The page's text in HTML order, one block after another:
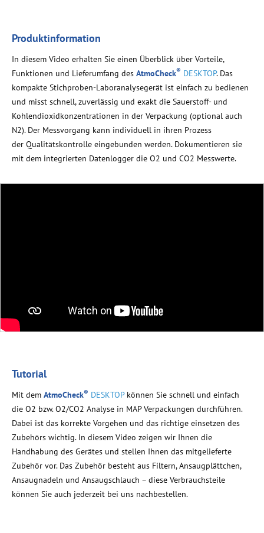
Produktinformation
In diesem Video erhalten Sie einen Überblick über Vorteile,
Funktionen und Lieferumfang des AtmoCheck® DESKTOP. Das
kompakte Stichproben-Laboranalysegerät ist einfach zu bedienen
und misst schnell, zuverlässig und exakt die Sauerstoff- und
Kohlendioxidkonzentrationen in der Verpackung (optional auch
N2). Der Messvorgang kann individuell in ihren Prozess
der Qualitätskontrolle eingebunden werden. Dokumentieren sie
mit dem integrierten Datenlogger die O2 und CO2 Messwerte.
Tutorial
Mit dem AtmoCheck® DESKTOPkönnen Sie schnell und einfach
die O2 bzw. O2/CO2 Analyse in MAP Verpackungen durchführen.
Dabei ist das korrekte Vorgehen und das richtige einsetzen des
Zubehörs wichtig. In diesem Video zeigen wir Ihnen die
Handhabung des Gerätes und stellen Ihnen das mitgelieferte
Zubehör vor. Das Zubehör besteht aus Filtern, Ansaugplättchen,
Ansaugnadeln und Ansaugschlauch – diese Verbrauchsteile
können Sie auch jederzeit bei uns nachbestellen.